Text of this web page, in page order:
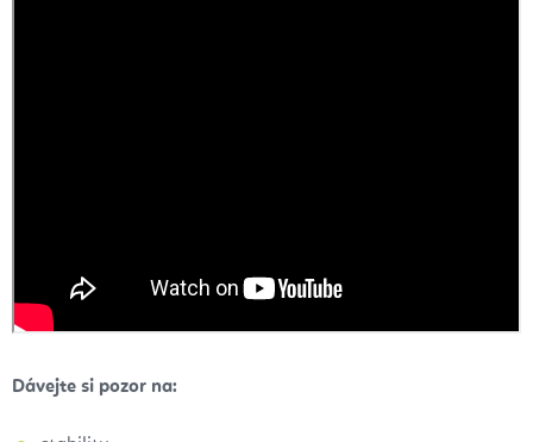
Dávejte si pozor na: